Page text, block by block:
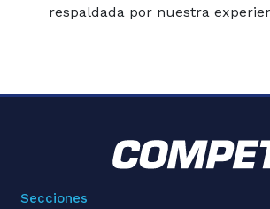
respaldada por nuestra
Secciones